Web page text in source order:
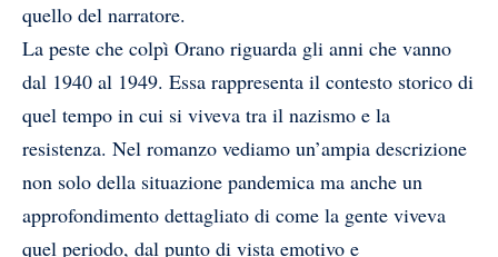
quello del narratore.
La peste che colpì Orano riguarda gli anni che vanno
dal 1940 al 1949. Essa rappresenta il contesto storico di
quel tempo in cui si viveva tra il nazismo e la
resistenza. Nel romanzo vediamo un’ampia descrizione
non solo della situazione pandemica ma anche un
approfondimento dettagliato di come la gente viveva
quel periodo, dal punto di vista emotivo e